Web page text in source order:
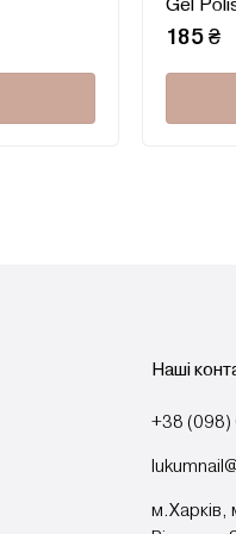
Gel
185 ₴
Наші
+38
м.Харків,